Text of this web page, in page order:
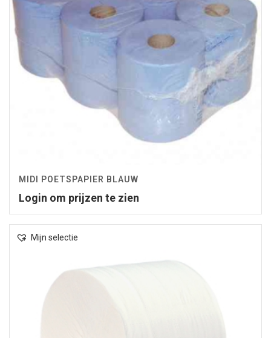
MIDI POETSPAPIER BLAUW
Login om prijzen te zien
Mijn selectie